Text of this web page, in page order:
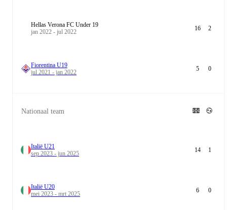
Hellas Verona FC Under 19
jan 2022 - jul 2022
16 2
Fiorentina U19
jul 2021 - jan 2022
5 0
Nationaal team
Italië U21
sep 2023 - jun 2025
14 1
Italië U20
mei 2023 - mrt 2025
6 0